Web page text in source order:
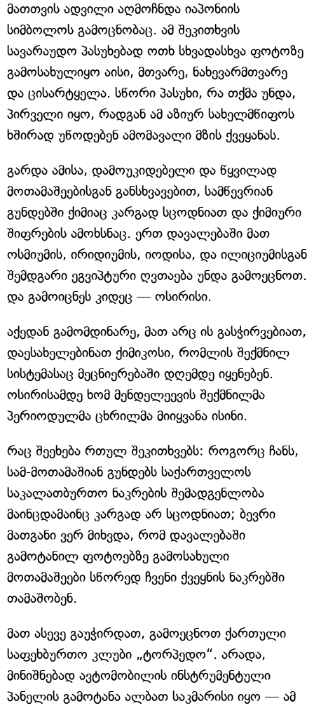
მათთვის ადვილი აღმოჩნდა იაპონიის
სიმბოლოს გამოცნობაც. ამ შეკითხვის
სავარაუდო პასუხებად ოთხ სხვადასხვა ფოტოზე
გამოსახულიყო აისი, მთვარე, ნახევარმთვარე
და ცისარტყელა. სწორი პასუხი, რა თქმა უნდა,
პირველი იყო, რადგან ამ აზიურ სახელმწიფოს
ხშირად უწოდებენ ამომავალი მზის ქვეყანას.
გარდა ამისა, დამოუკიდებელი და წყვილად
მოთამაშეებისგან განსხვავებით, სამწევრიან
გუნდებში ქიმიაც კარგად სცოდნიათ და ქიმიური
შიფრების ამოხსნაც. ერთ დავალებაში მათ
ოსმიუმის, ირიდიუმის, იოდისა, და ილიციუმისგან
შემდგარი ეგვიპტური ღვთაება უნდა გამოეცნოთ.
და გამოიცნეს კიდეც — ოსირისი.
აქედან გამომდინარე, მათ არც ის გასჭირვებიათ,
დაესახელებინათ ქიმიკოსი, რომლის შექმნილ
სისტემასაც მეცნიერებაში დღემდე იყენებენ.
ოსირისამდე ხომ მენდელეევის შექმნილმა
პერიოდულმა ცხრილმა მიიყვანა ისინი.
რაც შეეხება რთულ შეკითხვებს: როგორც ჩანს,
სამ-მოთამაშიან გუნდებს საქართველოს
საკალათბურთო ნაკრების შემადგენლობა
მაინცდამაინც კარგად არ სცოდნიათ; ბევრი
მათგანი ვერ მიხვდა, რომ დავალებაში
გამოტანილ ფოტოებზე გამოსახული
მოთამაშეები სწორედ ჩვენი ქვეყნის ნაკრებში
თამაშობენ.
მათ ასევე გაუჭირდათ, გამოეცნოთ ქართული
საფეხბურთო კლუბი „ტორპედო“. არადა,
მინიშნებად ავტომობილის ინსტრუმენტული
პანელის გამოტანა ალბათ საკმარისი იყო — ამ